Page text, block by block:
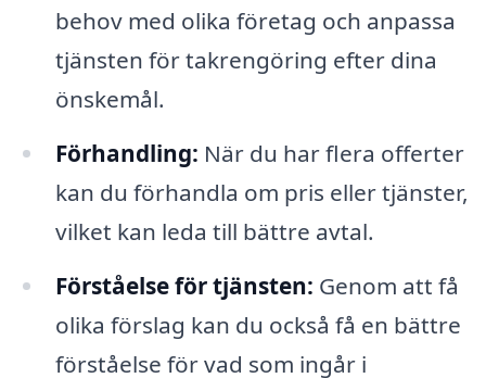
behov med olika företag och anpassa
tjänsten för takrengöring efter dina
önskemål.
Förhandling: När du har flera offerter
kan du förhandla om pris eller tjänster,
vilket kan leda till bättre avtal.
Förståelse för tjänsten: Genom att få
olika förslag kan du också få en bättre
förståelse för vad som ingår i